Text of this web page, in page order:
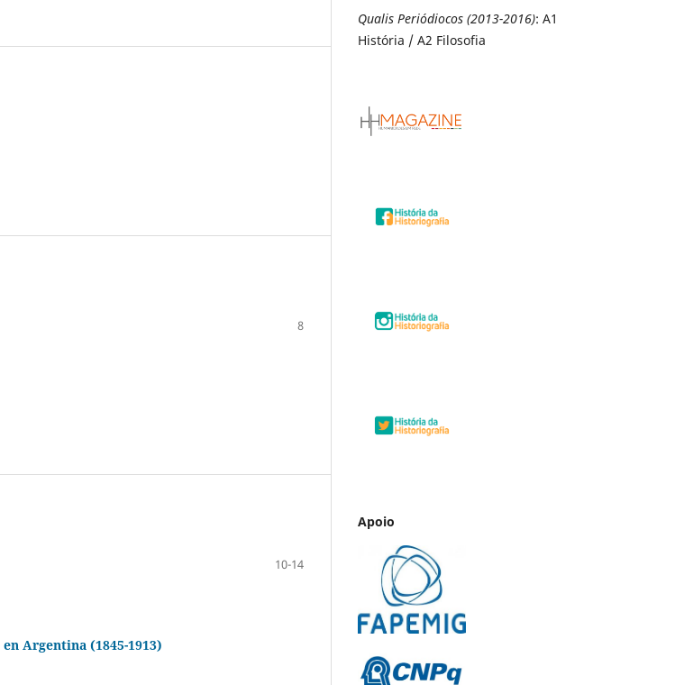
8
10-14
Argentina (1845-1913)
Qualis Periódiocos (2013-2016): A1
História / A2 Filosofia
Apoio